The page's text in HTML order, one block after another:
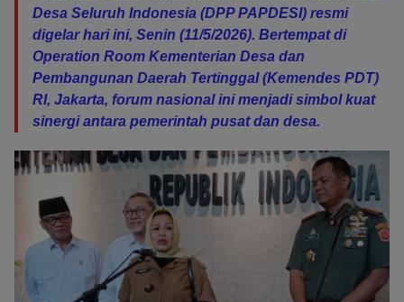
Desa Seluruh Indonesia (DPP PAPDESI) resmi
digelar hari ini, Senin (11/5/2026). Bertempat di
Operation Room Kementerian Desa dan
Pembangunan Daerah Tertinggal (Kemendes PDT)
RI, Jakarta, forum nasional ini menjadi simbol kuat
sinergi antara pemerintah pusat dan desa.